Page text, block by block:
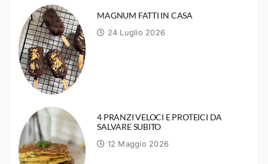
MAGNUM FATTI IN CASA
24 Luglio 2026
4 PRANZI VELOCI E PROTEICI DA
SALVARE SUBITO
12 Maggio 2026